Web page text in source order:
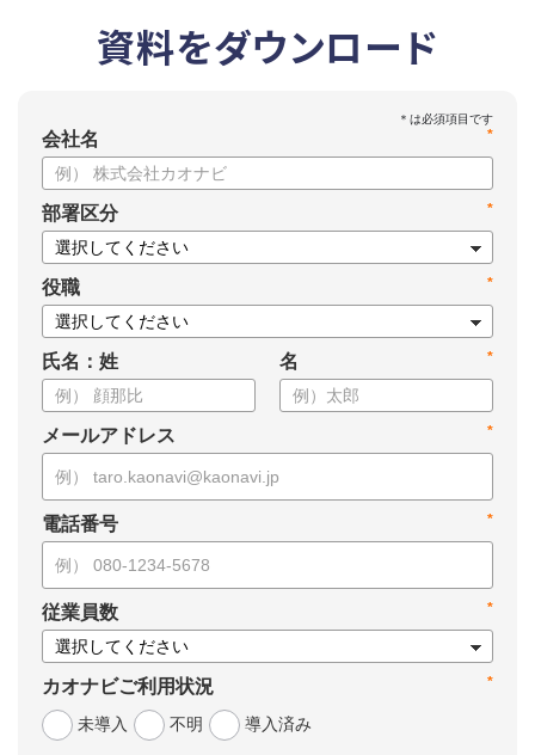
資料をダウンロード
*
会社名
*
部署区分
*
役職
氏名：姓 *
名
*
メールアドレス
*
電話番号
*
従業員数
*
カオナビご利用状況
未導入
不明 導入済み